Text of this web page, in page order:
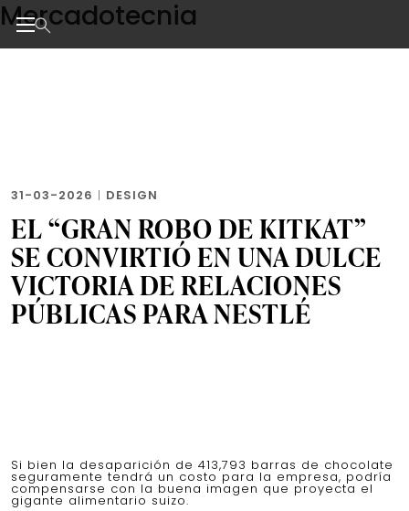
Skip
to
the
Mercadotecnia
31-03-2026 | DESIGN
EL “GRAN ROBO DE KITKAT”
SE CONVIRTIÓ EN UNA DULCE
VICTORIA DE RELACIONES
PÚBLICAS PARA NESTLÉ
Si bien la desaparición de 413,793 barras de chocolate
seguramente tendrá un costo para la empresa, podría
compensarse con la buena imagen que proyecta el
gigante alimentario suizo.